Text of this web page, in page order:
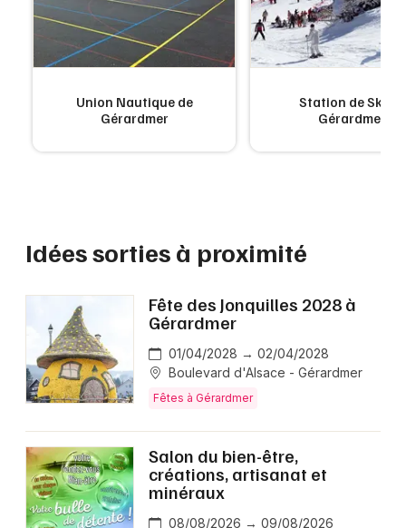
Union Nautique de
Gérardmer
Station de Ski de
Gérardmer
Idées sorties à proximité
Fête des Jonquilles 2028 à
Gérardmer
01/04/2028 → 02/04/2028
Boulevard d'Alsace - Gérardmer
Fêtes à Gérardmer
Salon du bien-être,
créations, artisanat et
minéraux
08/08/2026 → 09/08/2026